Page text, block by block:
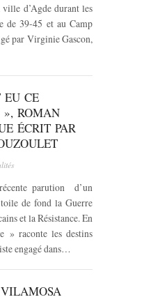
d’Agde durant les
de 39-45 et au Camp
par Virginie Gascon,
CE
», ROMAN
ÉCRIT PAR
parution d’un
de fond la Guerre
et la Résistance. En
» raconte les destins
engagé dans…